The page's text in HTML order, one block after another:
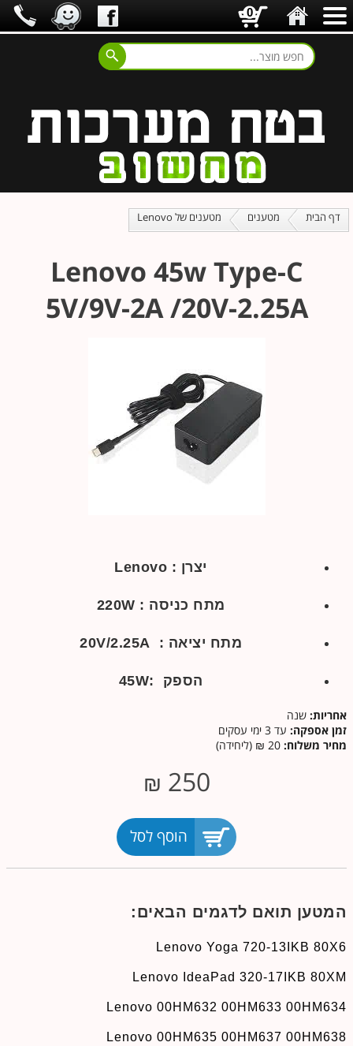
דף הבית מטענים מטענים של Lenovo
Lenovo 45w Type-C
5V/9V-2A /20V-2.25A
יצרן : Lenovo
מתח כניסה : 220W
מתח יציאה : 20V/2.25A
הספק :45W
אחריות: שנה
זמן אספקה: עד 3 ימי עסקים
מחיר משלוח: 20 ₪ (ליחידה)
250
₪
הוסף לסל
המטען תואם לדגמים הבאים:
Lenovo Yoga 720-13IKB 80X6
Lenovo IdeaPad 320-17IKB 80XM
Lenovo 00HM632 00HM633 00HM634
Lenovo 00HM635 00HM637 00HM638
0